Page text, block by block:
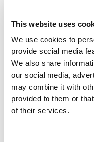
This website uses
We use cookies to
provide social media
We also share
our social media,
may combine it with
provided to them or
of their services.
prawidłowo.